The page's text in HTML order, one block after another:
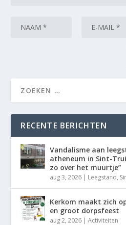
RECENTE BERICHTEN
Vandalisme aan
atheneum in Sint-
zo over het muurtje”
aug 3, 2026 | Leegstand,
Kerkom maakt zich
en groot dorpsfeest
aug 2, 2026 |Activiteiten